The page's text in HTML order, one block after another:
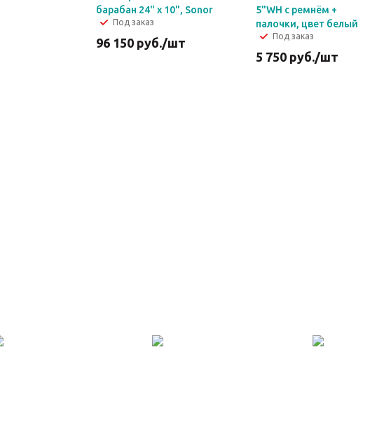
барабан 24" x 10", Sonor
Под заказ
96 150руб./шт
5"WH с ремнём +
палочки, цвет белый
Под заказ
5 750 руб./шт